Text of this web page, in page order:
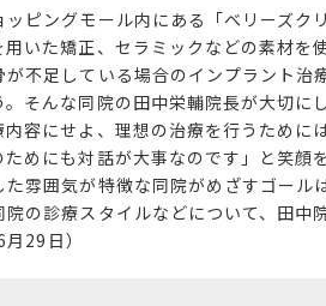
ッピングモール内にある「ベリーズク
用いた矯正、セラミックなどの素材を
が不足している場合のインプラント治
。そんな同院の田中栄輔院長が大切に
内容にせよ、理想の治療を行うために
めにも対話が大事なのです」と笑顔
雰囲気が特徴な同院がめざすゴール
の診療スタイルなどについて、田中
29日）